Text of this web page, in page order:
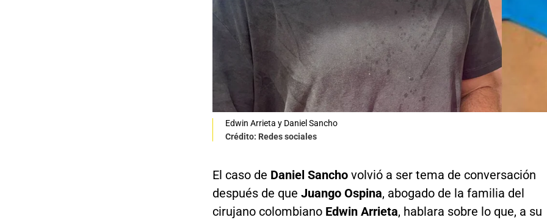
Edwin Arrieta y Daniel Sancho
Crédito: Redes sociales
El caso de Daniel Sanchovolvió a ser tema de conversación
después de que Juango Ospina, abogado de la familia del
cirujano colombiano Edwin Arrieta, hablara sobre lo que, a su